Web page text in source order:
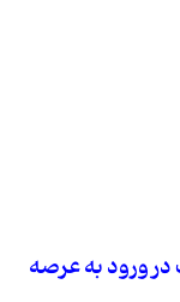
در ورود به عرصه